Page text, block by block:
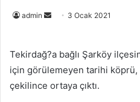
admin
Bir
göndermek
3 Ocak 2021
Tekirdağ?a bağlı Şarköy
için görülemeyen tarihi köprü,
çekilince ortaya çıktı.